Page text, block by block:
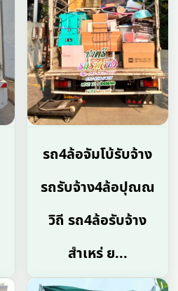
รถ4ล้อจัมโบ้รับจ้าง
รถรับจ้าง4ล้อปุณณ
วิถี รถ4ล้อรับจ้าง
สำเหร่ ย...